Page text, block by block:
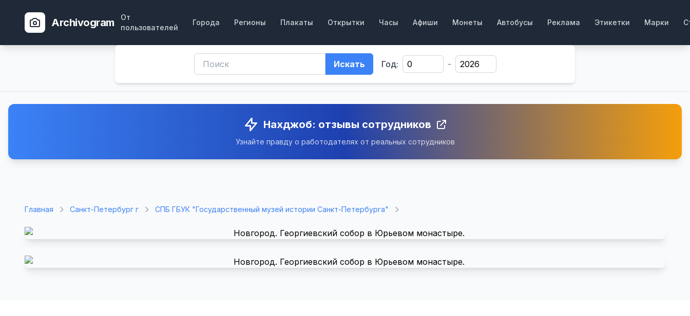
Archivogram
От
пользователей
Города Регионы Плакаты Открытки Часы Афиши Монеты Автобусы Реклама Этикетки Марки
Искать Год: -
Нахджоб: отзывы сотрудников
Узнайте правду о работодателях от реальных сотрудников
Главная Санкт-Петербург г СПБ ГБУК "Государственный музей истории Санкт-Петербурга"